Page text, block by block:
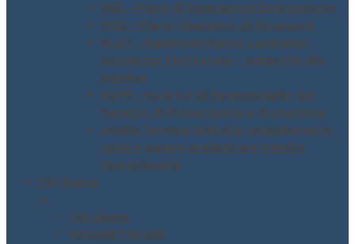
PEE – Piano di Emergenza Evacuazione
POS – Piano Operativo di Sicurezza
RLST – Rappresentante Lavoratori
Sicurezza Territoriale – supporto alla
nomina
RSPP – Incarico di Responsabile del
Servizio di Prevenzione e Protezione
Analisi tecnica gratuita: sopralluogo in
sede e parere preliminare tramite
Questionario
Chi Siamo
▼
Chi Siamo
MODINETWORK